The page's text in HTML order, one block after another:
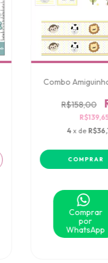
Combo
R$158,00
4 x de
Comprar
por
WhatsApp